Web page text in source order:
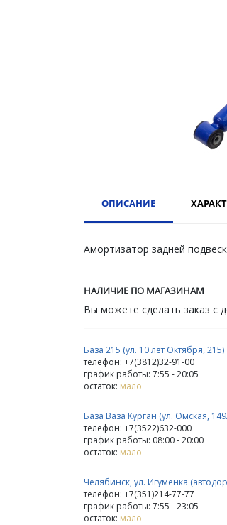
ОПИСАНИЕ
Амортизатор задней
НАЛИЧИЕ ПО МАГАЗИНАМ
Вы можете сделать заказ с
База 215 (ул. 10 лет Октября, 215)
телефон: +7(3812)32-91-00
график работы: 7:55 - 20:05
остаток: мало
База Ваза Курган (ул. Омская,
телефон: +7(3522)632-000
график работы: 08:00 - 20:00
остаток: мало
Челябинск, ул. Игуменка
телефон: +7(351)214-77-77
график работы: 7:55 - 23:05
остаток: мало